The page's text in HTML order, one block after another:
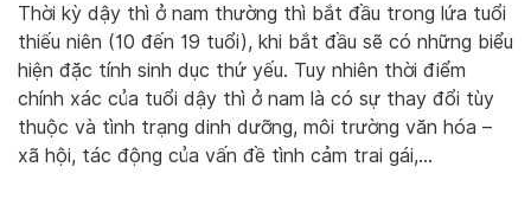
Thời kỳ dậy thì ở nam thường thì bắt đầu trong lứa tuổi
thiếu niên (10 đến 19 tuổi), khi bắt đầu sẽ có những biểu
hiện đặc tính sinh dục thứ yếu. Tuy nhiên thời điểm
chính xác của tuổi dậy thì ở nam là có sự thay đổi tùy
thuộc và tình trạng dinh dưỡng, môi trường văn hóa –
xã hội, tác động của vấn đề tình cảm trai gái,…